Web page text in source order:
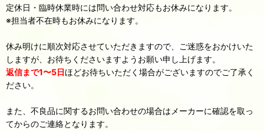
定休日・臨時休業時には問い合わせ対応もお休みになります。
※担当者不在時もお休みになります。
休み明けに順次対応させていただきますので、ご迷惑をおかけいた
しますが、お待ちくださいますようお願い申し上げます。
返信まで1〜5日ほどお待ちいただく場合がございますのでご了承く
ださい。
また、不良品に関するお問い合わせの場合はメーカーに確認を取っ
てからのご連絡となります。